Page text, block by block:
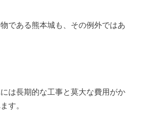
である熊本城も、その例外ではあ
は長期的な工事と莫大な費用がか
す。